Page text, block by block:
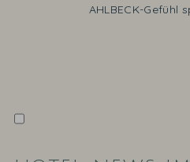
AHLBECK-Gefühl